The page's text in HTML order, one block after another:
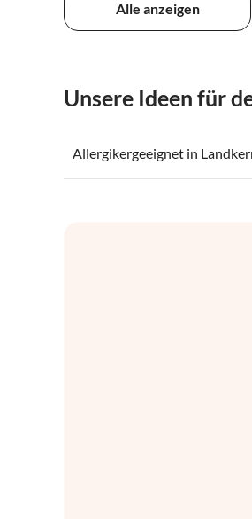
Alle anzeigen
Unsere Ideen für
Allergikergeeignet in